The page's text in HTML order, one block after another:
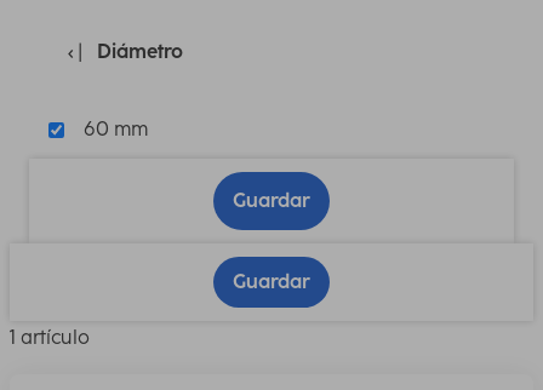
Diámetro
60 mm
Guardar
Guardar
1 artículo